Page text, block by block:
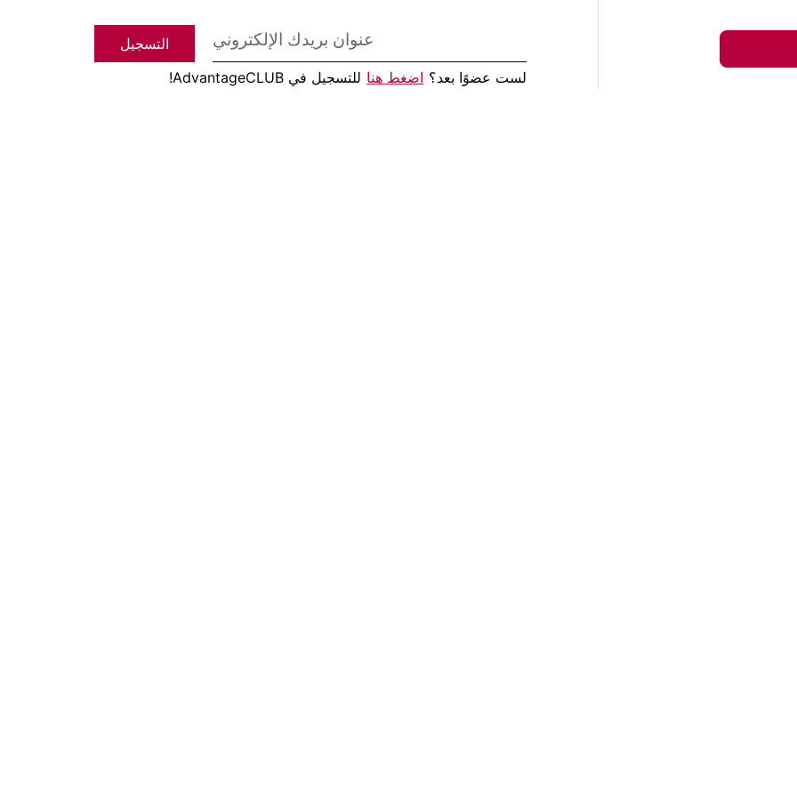
التسجيل
لست عضوًا بعد؟ اضغط هنا للتسجيل في AdvantageCLUB!